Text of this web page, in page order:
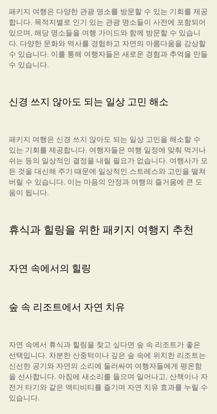
패키지 여행은 다양한 관광 명소를 방문할 수 있는 기회를 제공
합니다. 목적지별로 인기 있는 관광 명소들이 사전에 포함되어
있으며, 해당 명소들을 여행 가이드와 함께 방문할 수 있습니
다. 다양한 문화와 역사를 경험하고 자연의 아름다움을 감상할
수 있습니다. 이를 통해 여행자들은 새로운 경험과 추억을 만들
수 있습니다.
신경 쓰지 않아도 되는 일상 고민 해소
패키지 여행은 신경 쓰지 않아도 되는 일상 고민을 해소할 수
있는 기회를 제공합니다. 여행자들은 여행 일정에 맞춰 먹거나
쉬는 등의 일상적인 결정을 내릴 필요가 없습니다. 여행사가 모
든 것을 대신해 주기 때문에 일상적인 스트레스와 고민을 떨쳐
버릴 수 있습니다. 이는 마음의 안정과 여행의 즐거움에 큰 도
움이 됩니다.
휴식과 힐링을 위한 패키지 여행지 추천
자연 속에서의 힐링
숲 속 리조트에서 자연 치유
자연 속에서 휴식과 힐링을 찾고 싶다면 숲 속 리조트가 좋은
선택입니다. 차분한 산중턱이나 깊은 숲 속에 위치한 리조트는
신선한 공기와 자연의 소리에 둘러싸여 여행자들에게 평온함
을 선사합니다. 아침에 새소리를 들으며 일어나고, 산책이나 자
전거 타기와 같은 액티비티를 즐기며 자연 치유 효과를 누릴 수
있습니다.